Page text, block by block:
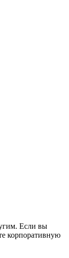
Если вы
корпоративную